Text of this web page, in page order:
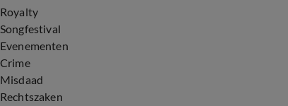
Royalty
Songfestival
Evenementen
Crime
Misdaad
Rechtszaken